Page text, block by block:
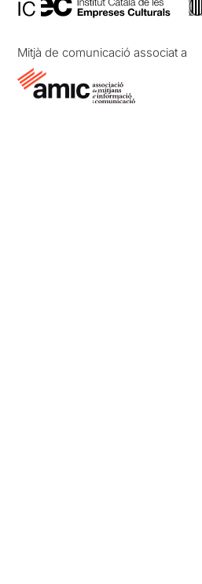
Mitjà de comunicació associat a